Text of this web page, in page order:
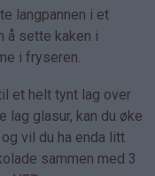
langpannen i et
å sette kaken i
i fryseren.
et helt tynt lag over
lag glasur, kan du øke
vil du ha enda litt
sammen med 3